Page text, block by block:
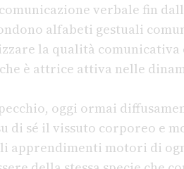
verbale fin
alfabeti gestuali
la qualità
è attrice attiva nelle
oggi ormai
di sé il vissuto corporeo e
apprendimenti motori di